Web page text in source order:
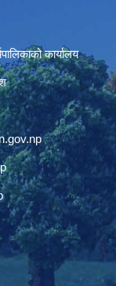
कार्यालय